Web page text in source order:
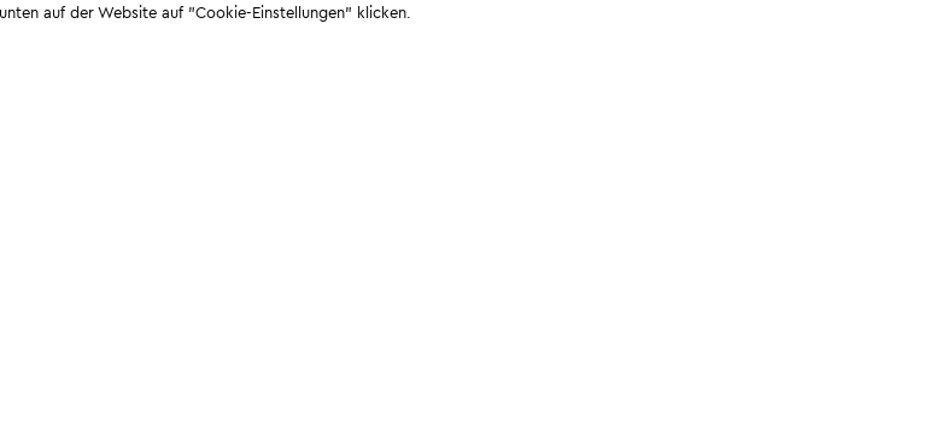
auf der Website auf "Cookie-Einstellungen" klicken.